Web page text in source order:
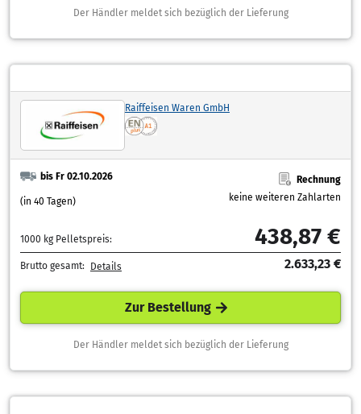
Der Händler meldet sich bezüglich der Lieferung
Raiffeisen Waren GmbH
bis Fr 02.10.2026
(in 40 Tagen)
Rechnung
keine weiteren Zahlarten
1000 kg Pelletspreis: 438,87 €
Brutto gesamt: Details 2.633,23 €
Zur Bestellung
Der Händler meldet sich bezüglich der Lieferung